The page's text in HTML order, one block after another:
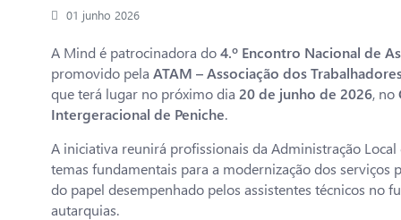
01 junho 2026
A Mind é patrocinadora do4.º Encontro Nacional de
promovido pela ATAM – Associação dos
que terá lugar no próximo dia 20 de junho de 2026, no
Intergeracional de Peniche.
A iniciativa reunirá profissionais da Administração
temas fundamentais para a modernização dos serviços
do papel desempenhado pelos assistentes técnicos no
autarquias.